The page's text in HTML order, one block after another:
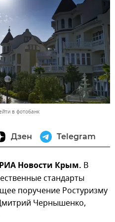
в фотобанк
Дзен Telegram
Новости Крым. В
стандарты
поручение Ростуризму
Чернышенко,